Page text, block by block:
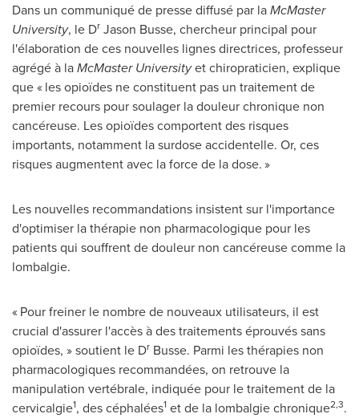
Dans un communiqué de presse diffusé par laMcMaster
University, le Dr Jason Busse, chercheur principal pour
l'élaboration de ces nouvelles lignes directrices, professeur
agrégé à laMcMaster Universityet chiropraticien, explique
que « les opioïdes ne constituent pas un traitement de
premier recours pour soulager la douleur chronique non
cancéreuse. Les opioïdes comportent des risques
importants, notamment la surdose accidentelle. Or, ces
risques augmentent avec la force de la dose. »
Les nouvelles recommandations insistent sur l'importance
d'optimiser la thérapie non pharmacologique pour les
patients qui souffrent de douleur non cancéreuse comme la
lombalgie.
« Pour freiner le nombre de nouveaux utilisateurs, il est
crucial d'assurer l'accès à des traitements éprouvés sans
opioïdes, » soutient le Dr Busse. Parmi les thérapies non
pharmacologiques recommandées, on retrouve la
manipulation vertébrale, indiquée pour le traitement de la
cervicalgie1, des céphalées1 et de la lombalgie chronique2,3.